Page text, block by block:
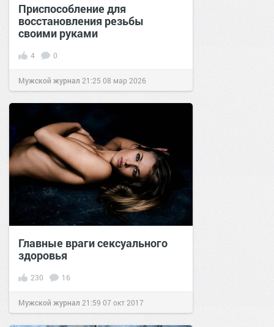
Приспособление для
восстановления резьбы
своими руками
4 0
Мужской журнал 21:25 08 мар 2026
Главные враги сексуального
здоровья
230 16
Мужской журнал 21:59 07 окт 2017